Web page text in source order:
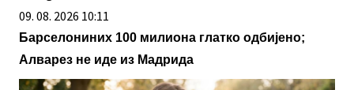
09. 08. 2026 10:11
Барселониних 100 милиона глатко одбијено;
Алварез не иде из Мадрида